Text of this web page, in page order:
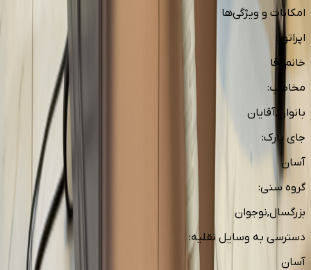
امکانات و ویژگی‌ها
اپراتور :
خانم,آقا
مخاطب:
بانوان,آقایان
جای پارک:
آسان
گروه سنی:
بزرگسال,نوجوان
دسترسی به وسایل نقلیه:
آسان